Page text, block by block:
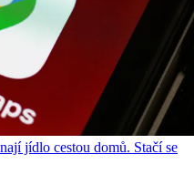
jídlo cestou domů. Stačí se